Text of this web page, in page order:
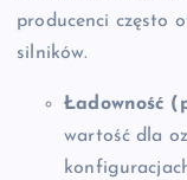
producenci często
silników.
Ładowność
wartość dla